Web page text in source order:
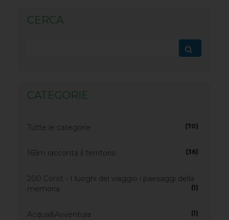
CERCA
CATEGORIE
Tutte le categorie (70)
165m racconta il territorio (36)
200 Corot - I luoghi del viaggio i paesaggi della
memoria
(1)
Acqua&Avventura (1)